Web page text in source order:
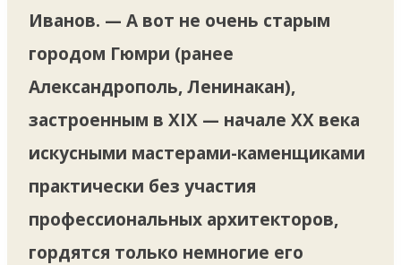
Иванов. — А вот не очень старым
городом Гюмри (ранее
Александрополь, Ленинакан),
застроенным в XIX — начале XX века
искусными мастерами-каменщиками
практически без участия
профессиональных архитекторов,
гордятся только немногие его